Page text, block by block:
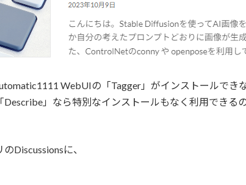
WebUIの「Tagger」がインストールでき
Describe」なら特別なインストールもなく利用できる
Discussionsに、